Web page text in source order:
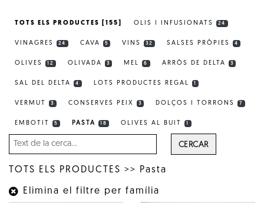
TOTS ELS PRODUCTES [155] OLIS I INFUSIONATS 24
VINAGRES 24 CAVA 5 VINS 32 SALSES PRÒPIES 4
OLIVES 12 OLIVADA 3 MEL 6 ARRÒS DE DELTA 3
SAL DEL DELTA 4 LOTS PRODUCTES REGAL
VERMUT 3 CONSERVES PEIX 3 DOLÇOS I TORRONS 7
EMBOTIT 5 PASTA 18 OLIVES AL BUIT
CERCAR
TOTS ELS PRODUCTES >> Pasta
Elimina el filtre per família
EL NOSTRE OLI
SELECCIONAR IDIOMA: